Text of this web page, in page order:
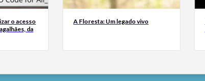
o acesso
da
A Floresta: Um legado vivo